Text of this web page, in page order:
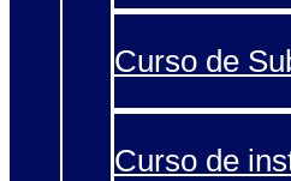
Curso de
Curso de